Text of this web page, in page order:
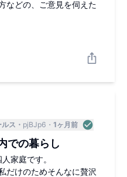
などの、ご意見を伺えた
ス pjBJp6 1ヶ月前
での暮らし
家庭です。
だけのためそんなに贅沢